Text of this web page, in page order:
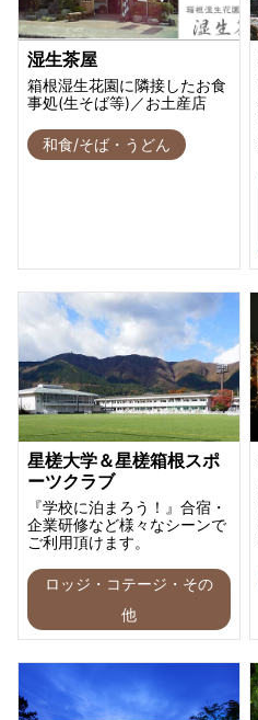
湿生茶屋
箱根湿生花園に隣接したお食
事処(生そば等)／お土産店
和食/そば・うどん
星槎大学＆星槎箱根スポ
ーツクラブ
『学校に泊まろう！』合宿・
企業研修など様々なシーンで
ご利用頂けます。
ロッジ・コテージ・その
他